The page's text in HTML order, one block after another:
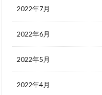
2022年7月
2022年6月
2022年5月
2022年4月